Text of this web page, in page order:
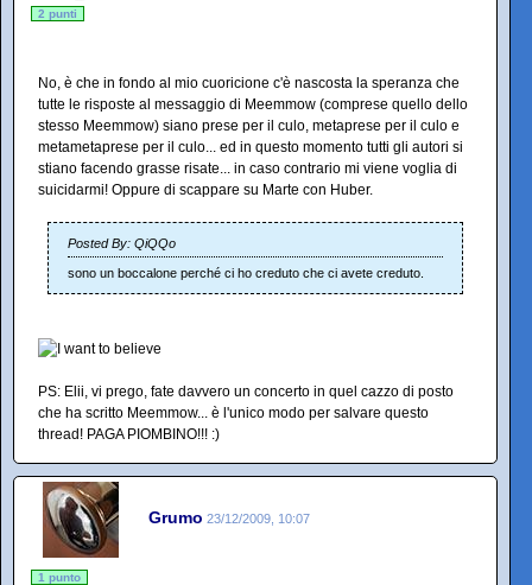
2 punti
No, è che in fondo al mio cuoricione c'è nascosta la speranza che
tutte le risposte al messaggio di Meemmow (comprese quello dello
stesso Meemmow) siano prese per il culo, metaprese per il culo e
metametaprese per il culo... ed in questo momento tutti gli autori si
stiano facendo grasse risate... in caso contrario mi viene voglia di
suicidarmi! Oppure di scappare su Marte con Huber.
Posted By: QiQQo
sono un boccalone perché ci ho creduto che ci avete creduto.
PS: Elii, vi prego, fate davvero un concerto in quel cazzo di posto
che ha scritto Meemmow... è l'unico modo per salvare questo
thread! PAGA PIOMBINO!!! :)
Grumo 23/12/2009, 10:07
1 punto